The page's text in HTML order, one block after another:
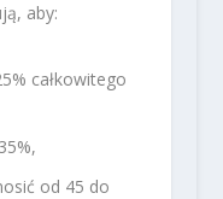
aby:
całkowitego
od 45 do